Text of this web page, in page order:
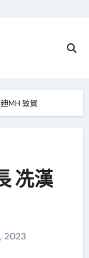
MH 致賀
冼漢
2023